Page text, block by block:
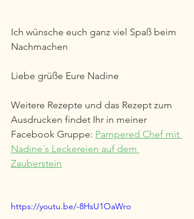
Ich wünsche euch ganz viel Spaß beim
Nachmachen
Liebe grüße Eure Nadine
Weitere Rezepte und das Rezept zum
Ausdrucken findet Ihr in meiner
Facebook Gruppe: Pampered Chef mit
Nadine´s Leckereien auf dem
Zauberstein
https://youtu.be/-8HsU1OaWro